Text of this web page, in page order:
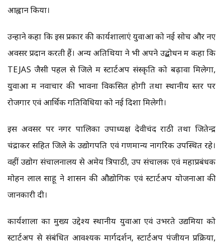
आह्वान किया।
उन्होंने कहा कि इस प्रकार की कार्यशालाएं युवाओं को नई सोच और नए
अवसर प्रदान करती हैं। अन्य अतिथियों ने भी अपने उद्बोधन में कहा कि
TEJAS जैसी पहल से जिले में स्टार्टअप संस्कृति को बढ़ावा मिलेगा,
युवाओं में नवाचार की भावना विकसित होगी तथा स्थानीय स्तर पर
रोजगार एवं आर्थिक गतिविधियों को नई दिशा मिलेगी।
इस अवसर पर नगर पालिका उपाध्यक्ष देवीचंद राठी तथा जितेन्द्र
चंद्राकर सहित जिले के उद्योगपति एवं गणमान्य नागरिक उपस्थित रहे।
वहीं उद्योग संचालनालय से अमेय त्रिपाठी, उप संचालक एवं महाप्रबंधक
मोहन लाल साहू ने शासन की औद्योगिक एवं स्टार्टअप योजनाओं की
जानकारी दी।
कार्यशाला का मुख्य उद्देश्य स्थानीय युवाओं एवं उभरते उद्यमियों को
स्टार्टअप से संबंधित आवश्यक मार्गदर्शन, स्टार्टअप पंजीयन प्रक्रिया,